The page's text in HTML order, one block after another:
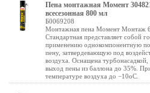
Пена монтажная Момент
всесезонная 800 мл
Б0069208
Монтажная пена Момент Монтаж
Стандартная представляет собой
применению однокомпонентную
пену, затвердевающую под
воздуха. Оснащена
выход пены из баллона до 35%.
температуре воздуха до −10оС.